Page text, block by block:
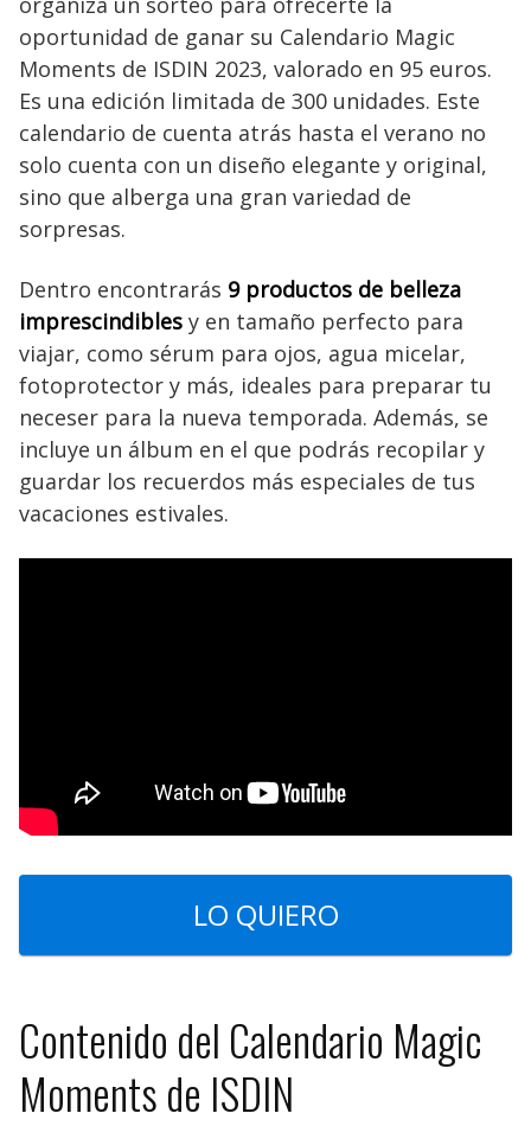
oportunidad de ganar su Calendario Magic
Moments de ISDIN 2023, valorado en 95 euros.
Es una edición limitada de 300 unidades. Este
calendario de cuenta atrás hasta el verano no
solo cuenta con un diseño elegante y original,
sino que alberga una gran variedad de
sorpresas.
Dentro encontrarás 9 productos de belleza
imprescindibles y en tamaño perfecto para
viajar, como sérum para ojos, agua micelar,
fotoprotector y más, ideales para preparar tu
neceser para la nueva temporada. Además, se
incluye un álbum en el que podrás recopilar y
guardar los recuerdos más especiales de tus
vacaciones estivales.
LO QUIERO
Contenido del Calendario Magic
Moments de ISDIN